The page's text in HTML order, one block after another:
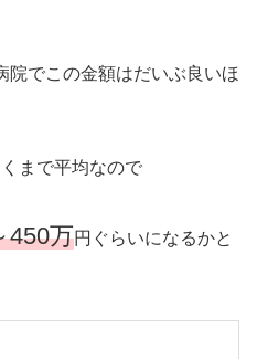
院でこの金額はだいぶ良いほ
まで平均なので
450万円ぐらいになるかと